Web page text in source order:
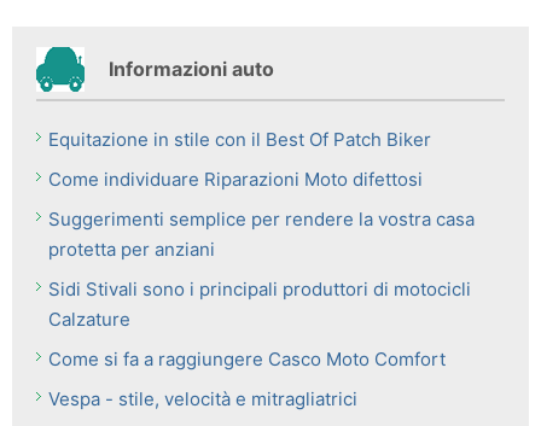
Informazioni auto
Equitazione in stile con il Best Of Patch Biker
Come individuare Riparazioni Moto difettosi
Suggerimenti semplice per rendere la vostra casa
protetta per anziani
Sidi Stivali sono i principali produttori di motocicli
Calzature
Come si fa a raggiungere Casco Moto Comfort
Vespa - stile, velocità e mitragliatrici